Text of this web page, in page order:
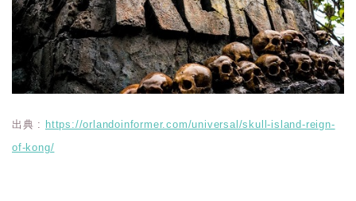
出典 : https://orlandoinformer.com/universal/skull-island-reign-
of-kong/